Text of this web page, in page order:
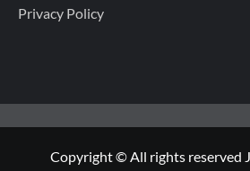
Privacy Policy
Copyright © All rights reserved